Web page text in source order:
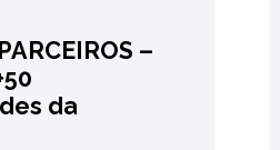
–
da